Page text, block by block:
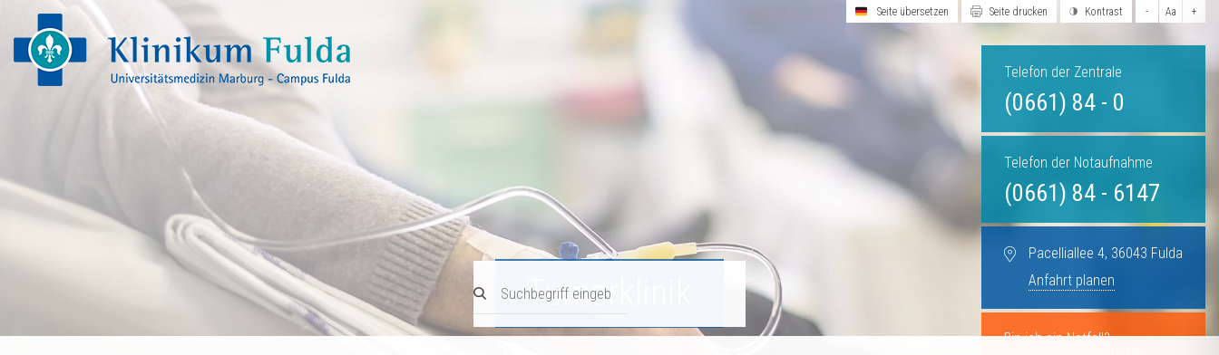
Seite übersetzen Seite drucken Kontrast - Aa +
Telefon der Zentrale
(0661) 84 - 0
Telefon der Notaufnahme
(0661) 84 - 6147
Pacelliallee 4, 36043 Fulda
Anfahrt planen
Bin ich ein Notfall?
Tumorklinik